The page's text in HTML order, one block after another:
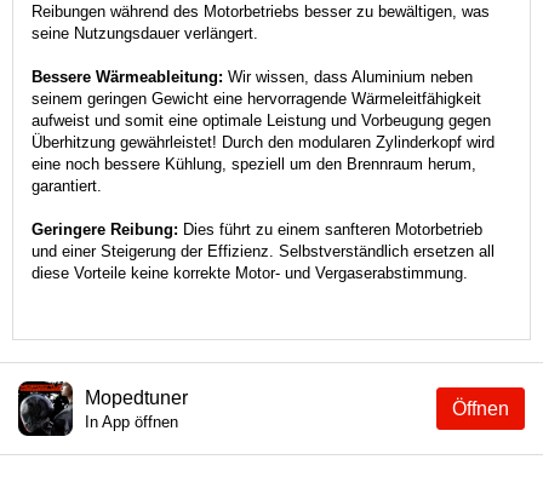
Reibungen während des Motorbetriebs besser zu bewältigen, was
seine Nutzungsdauer verlängert.
Bessere Wärmeableitung: Wir wissen, dass Aluminium neben
seinem geringen Gewicht eine hervorragende Wärmeleitfähigkeit
aufweist und somit eine optimale Leistung und Vorbeugung gegen
Überhitzung gewährleistet! Durch den modularen Zylinderkopf wird
eine noch bessere Kühlung, speziell um den Brennraum herum,
garantiert.
Geringere Reibung: Dies führt zu einem sanfteren Motorbetrieb
und einer Steigerung der Effizienz. Selbstverständlich ersetzen all
diese Vorteile keine korrekte Motor- und Vergaserabstimmung.
Öffnen
Mopedtuner
In App öffnen